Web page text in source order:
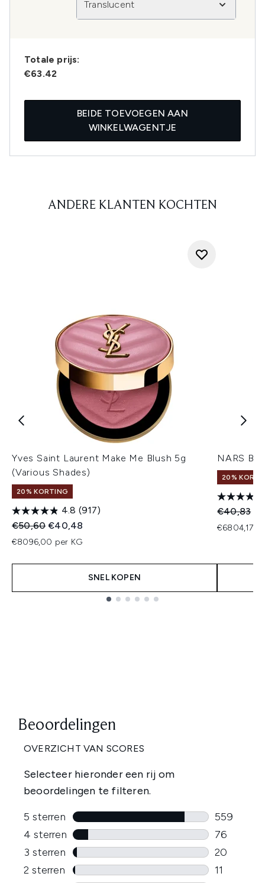
Translucent
Totale prijs:
€63.42
BEIDE TOEVOEGEN AAN
WINKELWAGENTJE
ANDERE KLANTEN KOCHTEN
Yves Saint Laurent Make Me Blush 5g
(Various Shades)
20% KORTING
4.8 (917)
Recommended Retail Price:
€50,60Huidige prijs:
€40,48
€8096,00 per KG
SNEL KOPEN
NARS
20%
€40,83
€6804,17